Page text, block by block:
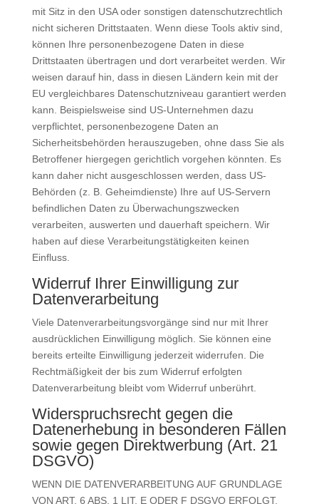
mit Sitz in den USA oder sonstigen datenschutzrechtlich
nicht sicheren Drittstaaten. Wenn diese Tools aktiv sind,
können Ihre personenbezogene Daten in diese
Drittstaaten übertragen und dort verarbeitet werden. Wir
weisen darauf hin, dass in diesen Ländern kein mit der
EU vergleichbares Datenschutzniveau garantiert werden
kann. Beispielsweise sind US-Unternehmen dazu
verpflichtet, personenbezogene Daten an
Sicherheitsbehörden herauszugeben, ohne dass Sie als
Betroffener hiergegen gerichtlich vorgehen könnten. Es
kann daher nicht ausgeschlossen werden, dass US-
Behörden (z. B. Geheimdienste) Ihre auf US-Servern
befindlichen Daten zu Überwachungszwecken
verarbeiten, auswerten und dauerhaft speichern. Wir
haben auf diese Verarbeitungstätigkeiten keinen
Einfluss.
Widerruf Ihrer Einwilligung zur
Datenverarbeitung
Viele Datenverarbeitungsvorgänge sind nur mit Ihrer
ausdrücklichen Einwilligung möglich. Sie können eine
bereits erteilte Einwilligung jederzeit widerrufen. Die
Rechtmäßigkeit der bis zum Widerruf erfolgten
Datenverarbeitung bleibt vom Widerruf unberührt.
Widerspruchsrecht gegen die
Datenerhebung in besonderen Fällen
sowie gegen Direktwerbung (Art. 21
DSGVO)
WENN DIE DATENVERARBEITUNG AUF GRUNDLAGE
VON ART. 6 ABS. 1 LIT. E ODER F DSGVO ERFOLGT,